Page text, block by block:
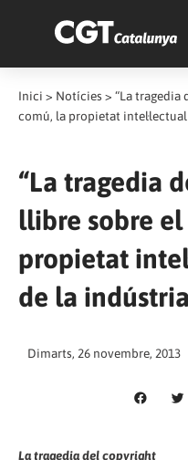
Inici > Notícies > “La tragedia
comú, la propietat
“La tragedia
llibre sobre
propietat
de la
Dimarts, 26 novembre, 2013
La tragedia del copyright